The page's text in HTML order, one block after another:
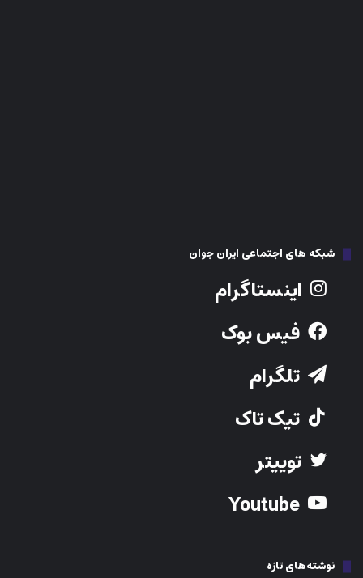
شبکه های اجتماعی ایران جوان
اینستاگرام
فیس بوک
تلگرام
تیک تاک
توییتر
نوشته‌های تازه